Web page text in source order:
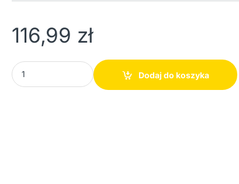
116,99 zł
Adler | Spieniacz do mleka | AD 4497 | 600 W | Czarny ilości
Dodaj do koszyka